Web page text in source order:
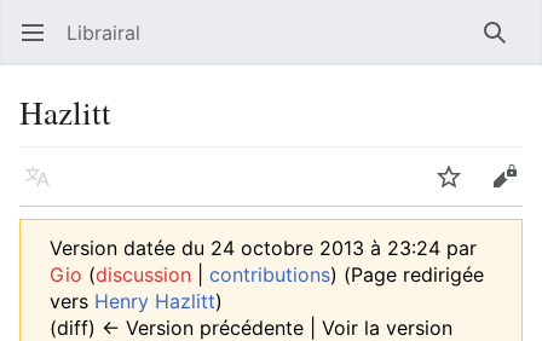
Ouvrir le menu principal Librairal
Hazlitt
Langue Suivre
Version datée du 24 octobre 2013 à 23:24 par
Gio (discussion contributions) (Page redirigée
vers Henry Hazlitt)
(diff) ← Version précédente | Voir la version